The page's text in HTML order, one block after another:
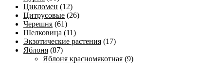
Цикломен (12)
Цитрусовые (26)
Черешня (61)
Шелковица (11)
Экзотические растения (17)
Яблоня (87)
Яблоня красномякотная (9)